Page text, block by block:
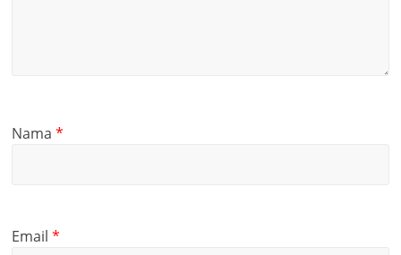
Nama*
Email*